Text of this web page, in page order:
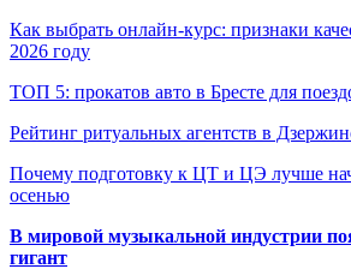
Как выбрать онлайн-курс: признаки
2026 году
ТОП 5: прокатов авто в Бресте для
Рейтинг ритуальных агентств в
Почему подготовку к ЦТ и ЦЭ лучше
осенью
В мировой музыкальной индустрии
гигант